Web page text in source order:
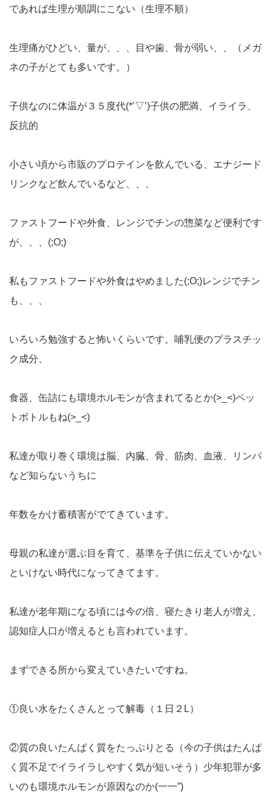
であれば生理が順調にこない（生理不順）
生理痛がひどい、量が、、、目や歯、骨が弱い、、（メガ
ネの子がとても多いです。）
子供なのに体温が３５度代(*’▽’)子供の肥満、イライラ、
反抗的
小さい頃から市販のプロテインを飲んでいる、エナジード
リンクなど飲んでいるなど、、、
ファストフードや外食、レンジでチンの惣菜など便利です
が、、、(;O;)
私もファストフードや外食はやめました(;O;)レンジでチン
も、、、
いろいろ勉強すると怖いくらいです。哺乳便のプラスチッ
ク成分、
食器、缶詰にも環境ホルモンが含まれてるとか(>_<)ペッ
トボトルもね(>_<)
私達が取り巻く環境は脳、内臓、骨、筋肉、血液、リンパ
など知らないうちに
年数をかけ蓄積害がでてきています。
母親の私達が選ぶ目を育て、基準を子供に伝えていかない
といけない時代になってきてます。
私達が老年期になる頃には今の倍、寝たきり老人が増え、
認知症人口が増えるとも言われています。
まずできる所から変えていきたいですね。
①良い水をたくさんとって解毒（１日２L）
②質の良いたんぱく質をたっぷりとる（今の子供はたんぱ
く質不足でイライラしやすく気が短いそう）少年犯罪が多
いのも環境ホルモンが原因なのか(一一”)